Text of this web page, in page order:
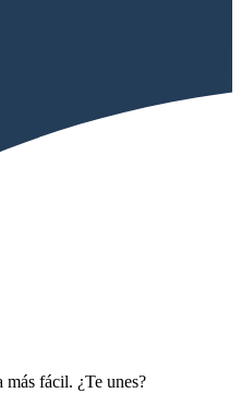
más fácil. ¿Te unes?